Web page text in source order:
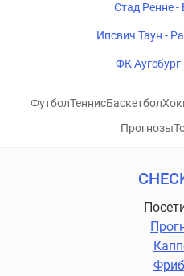
Стад Ренне -
Ипсвич Таун -
ФК Аугсбург
ФутболТеннисБаскетбол
Прогнозы